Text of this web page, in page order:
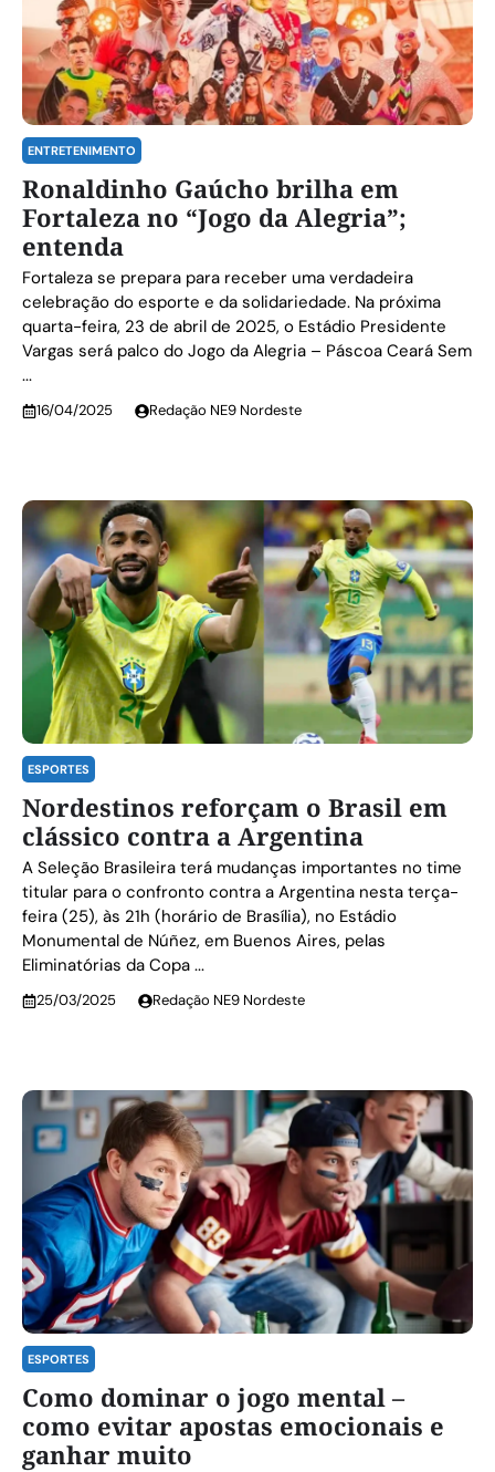
ENTRETENIMENTO
Ronaldinho Gaúcho brilha em
Fortaleza no “Jogo da Alegria”;
entenda
Fortaleza se prepara para receber uma verdadeira
celebração do esporte e da solidariedade. Na próxima
quarta-feira, 23 de abril de 2025, o Estádio Presidente
Vargas será palco do Jogo da Alegria – Páscoa Ceará Sem
...
16/04/2025 Redação NE9 Nordeste
ESPORTES
Nordestinos reforçam o Brasil em
clássico contra a Argentina
A Seleção Brasileira terá mudanças importantes no time
titular para o confronto contra a Argentina nesta terça-
feira (25), às 21h (horário de Brasília), no Estádio
Monumental de Núñez, em Buenos Aires, pelas
Eliminatórias da Copa ...
25/03/2025 Redação NE9 Nordeste
ESPORTES
Como dominar o jogo mental –
como evitar apostas emocionais e
ganhar muito